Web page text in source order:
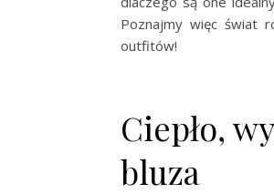
Poznajmy więc świat
outfitów!
Ciepło,
bluza